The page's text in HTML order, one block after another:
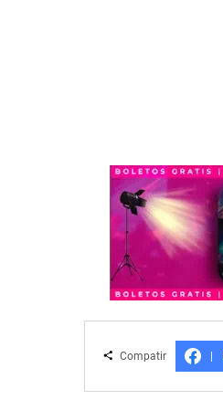
Compatir